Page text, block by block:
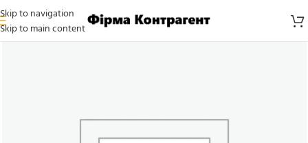
Skip to navigation
Skip to main content